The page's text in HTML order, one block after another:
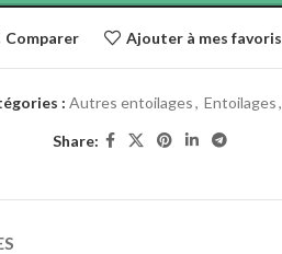
Comparer Ajouter à mes favoris
: Autres entoilages , Entoilages ,
Share: